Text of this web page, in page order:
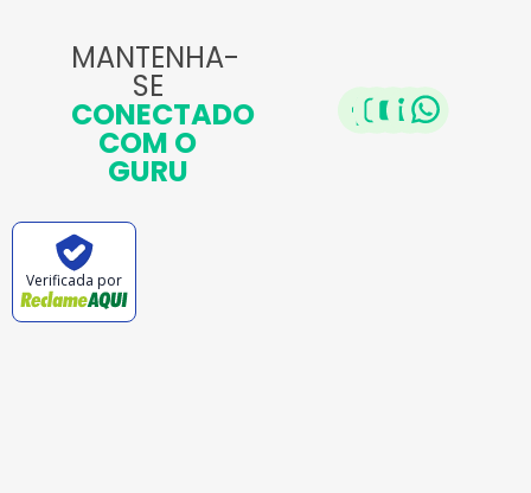
MANTENHA-
SE
CONECTADO
COM O
GURU
Verificada por